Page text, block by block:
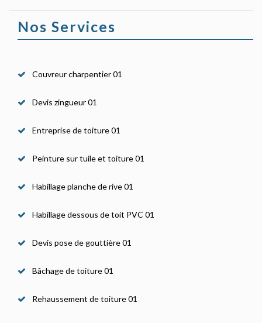
Nos Services
Couvreur charpentier 01
Devis zingueur 01
Entreprise de toiture 01
Peinture sur tuile et toiture 01
Habillage planche de rive 01
Habillage dessous de toit PVC 01
Devis pose de gouttière 01
Bâchage de toiture 01
Rehaussement de toiture 01